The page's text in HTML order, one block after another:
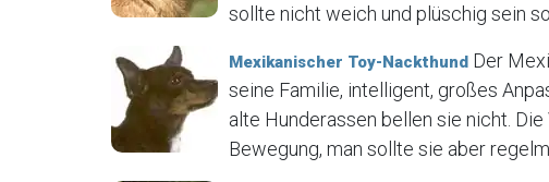
sollte nicht weich und plüschig sein
Mexikanischer Toy-Nackthund Der
seine Familie, intelligent, großes
alte Hunderassen bellen sie nicht.
Bewegung, man sollte sie aber